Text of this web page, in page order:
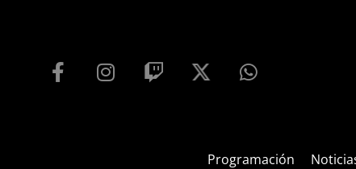
Programación